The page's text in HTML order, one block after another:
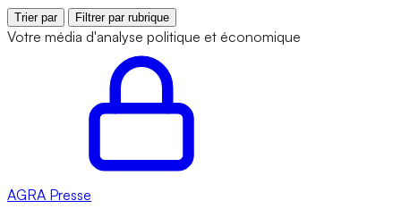
Trier par Filtrer par rubrique
Votre média d'analyse politique et économique
AGRA Presse